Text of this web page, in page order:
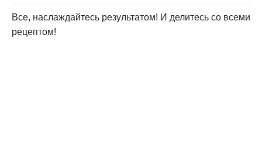
Все, наслаждайтесь результатом! И делитесь со всеми
рецептом!